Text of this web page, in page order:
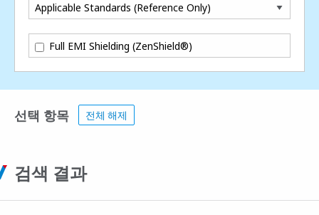
Applicable Standards (Reference Only)
Full EMI Shielding (ZenShield®)
선택 항목 전체 해제
검색 결과